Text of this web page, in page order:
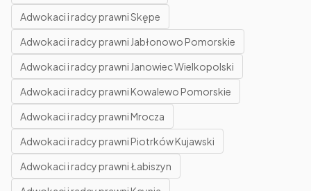
Adwokaci i radcy prawni Skępe
Adwokaci i radcy prawni Jabłonowo Pomorskie
Adwokaci i radcy prawni Janowiec Wielkopolski
Adwokaci i radcy prawni Kowalewo Pomorskie
Adwokaci i radcy prawni Mrocza
Adwokaci i radcy prawni Piotrków Kujawski
Adwokaci i radcy prawni Łabiszyn